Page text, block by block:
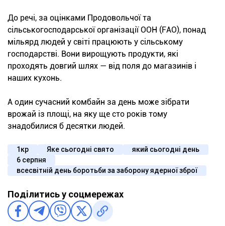
До речі, за оцінками Продовольчої та
сільськогосподарської організації ООН (FAO), понад
мільярд людей у світі працюють у сільському
господарстві. Вони вирощують продукти, які
проходять довгий шлях — від поля до магазинів і
наших кухонь.
А один сучасний комбайн за день може зібрати
врожай із площі, на яку ще сто років тому
знадобилися б десятки людей.
1кр Яке сьогодні свято
який сьогодні день
6 серпня
всесвітній день боротьби за заборону ядерної зброї
Поділитись у соцмережах